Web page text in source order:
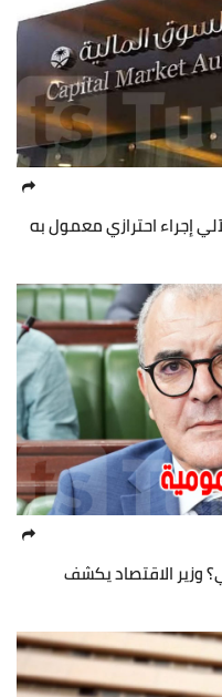
إجراء احترازي معمول به
وزير الاقتصاد يكشف